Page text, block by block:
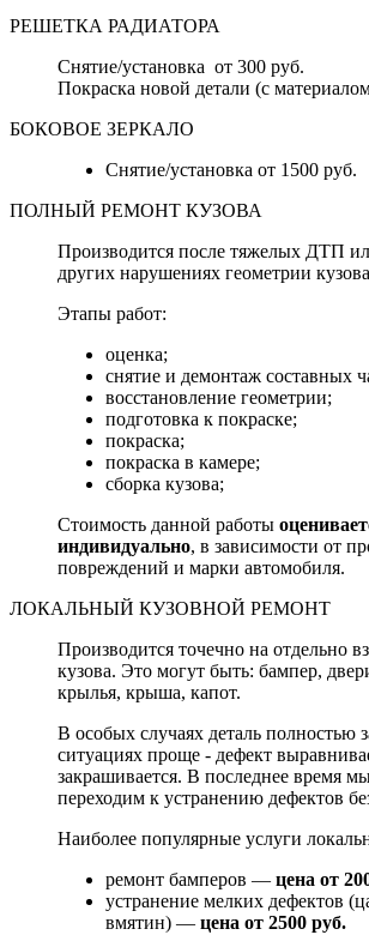
РЕШЕТКА РАДИАТОРА
Снятие/установка от 300 руб.
Покраска новой детали (с
БОКОВОЕ ЗЕРКАЛО
Снятие/установка от 1500 руб.
ПОЛНЫЙ РЕМОНТ КУЗОВА
Производится после тяжелых ДТП
других нарушениях геометрии
Этапы работ:
оценка;
снятие и демонтаж составных
восстановление геометрии;
подготовка к покраске;
покраска;
покраска в камере;
сборка кузова;
Стоимость данной работы
индивидуально, в зависимости от
повреждений и марки автомобиля.
ЛОКАЛЬНЫЙ КУЗОВНОЙ РЕМОНТ
Производится точечно на отдельно
кузова. Это могут быть: бампер,
крылья, крыша, капот.
В особых случаях деталь полностью
ситуациях проще - дефект
закрашивается. В последнее время
переходим к устранению дефектов
Наиболее популярные услуги
ремонт бамперов — цена от
устранение мелких дефектов
вмятин) — цена от 2500 руб.